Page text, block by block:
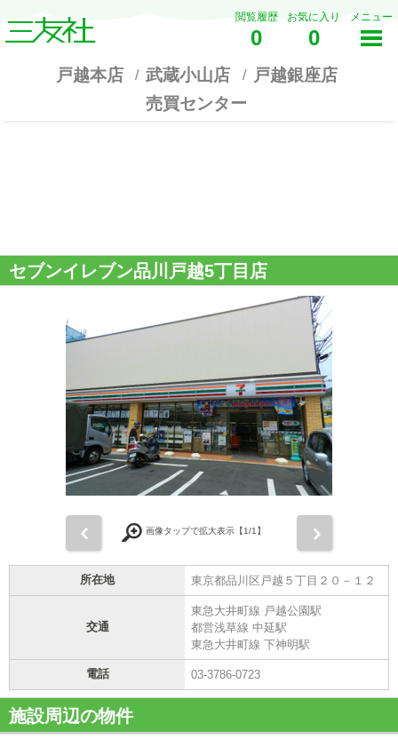
閲覧履歴
0
お気に入り
0
メニュー
戸越本店 武蔵小山店
戸越銀座店
売買センター
セブンイレブン品川戸越5丁目店
画像タップで拡大表示【1/1】
所在地 東京都品川区戸越５丁目２０－１２
交通
東急大井町線 戸越公園駅
都営浅草線 中延駅
東急大井町線 下神明駅
電話 03-3786-0723
施設周辺の物件